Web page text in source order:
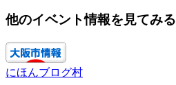
他のイベント情報を見てみる
にほんブログ村